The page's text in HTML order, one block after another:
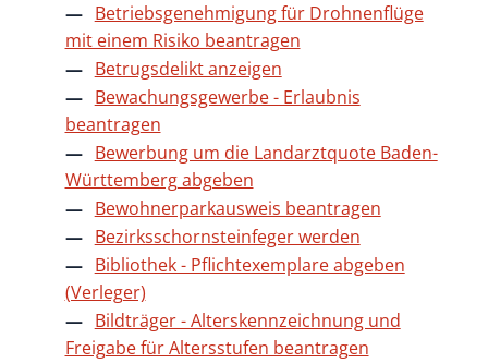
Betriebsgenehmigung für Drohnenflüge
mit einem Risiko beantragen
Betrugsdelikt anzeigen
Bewachungsgewerbe - Erlaubnis
beantragen
Bewerbung um die Landarztquote Baden-
Württemberg abgeben
Bewohnerparkausweis beantragen
Bezirksschornsteinfeger werden
Bibliothek - Pflichtexemplare abgeben
(Verleger)
Bildträger - Alterskennzeichnung und
Freigabe für Altersstufen beantragen